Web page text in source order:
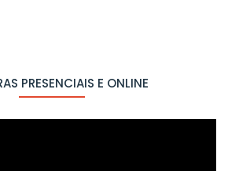
PRESENCIAIS E ONLINE